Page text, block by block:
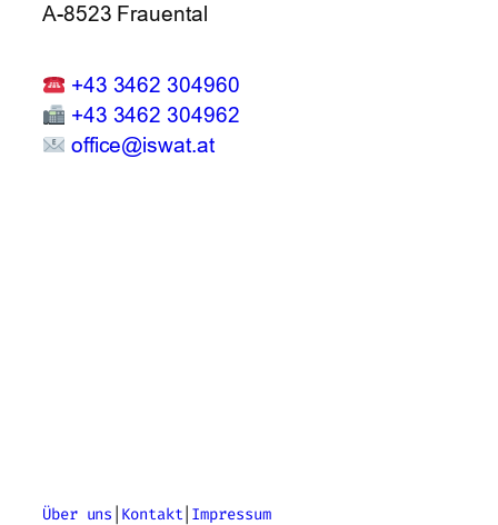
A-8523 Frauental
+43 3462 304960
+43 3462 304962
office@iswat.at
Über uns Kontakt Impressum